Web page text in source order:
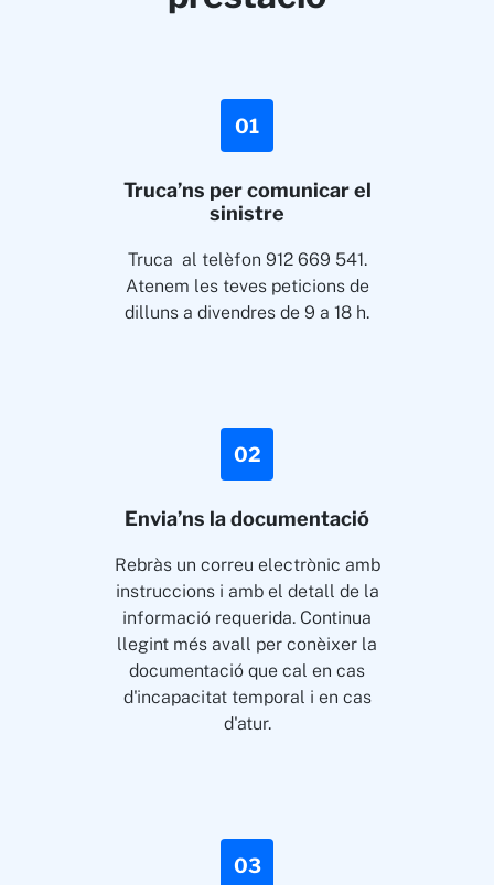
01
Truca’ns per comunicar el
sinistre
Truca al telèfon 912 669 541.
Atenem les teves peticions de
dilluns a divendres de 9 a 18 h.
02
Envia’ns la documentació
Rebràs un correu electrònic amb
instruccions i amb el detall de la
informació requerida. Continua
llegint més avall per conèixer la
documentació que cal en cas
d'incapacitat temporal i en cas
d'atur.
03